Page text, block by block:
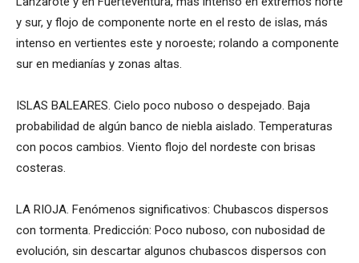
y sur, y flojo de componente norte en el resto de islas, más
intenso en vertientes este y noroeste; rolando a componente
sur en medianías y zonas altas.
ISLAS BALEARES. Cielo poco nuboso o despejado. Baja
probabilidad de algún banco de niebla aislado. Temperaturas
con pocos cambios. Viento flojo del nordeste con brisas
costeras.
LA RIOJA. Fenómenos significativos: Chubascos dispersos
con tormenta. Predicción: Poco nuboso, con nubosidad de
evolución, sin descartar algunos chubascos dispersos con